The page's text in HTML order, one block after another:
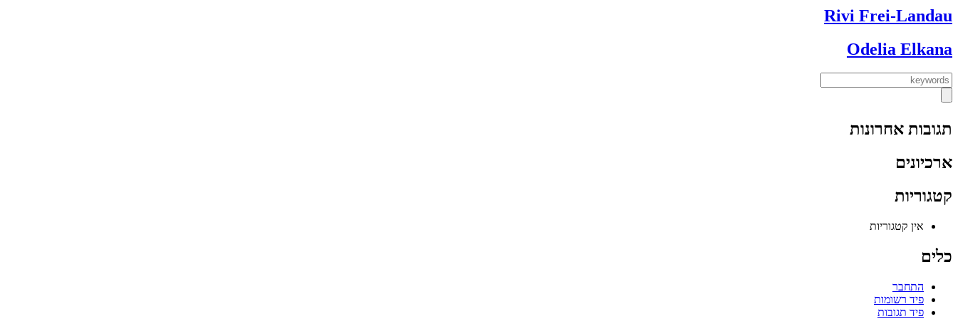
Rivi Frei-Landau
Odelia Elkana
תגובות אחרונות
ארכיונים
קטגוריות
אין קטגוריות
כלים
התחבר
פיד רשומות
פיד תגובות